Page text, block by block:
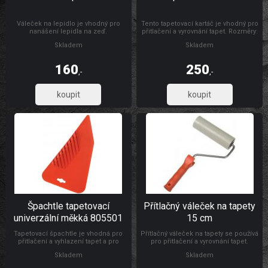
Váleček na lepidlo je vhodný pro
nanášení lepidla na zeď.
Skladem
160,-
132,23
Tento tapetovací kartáč je vhodný pro
přitlačení a vyrovnání tapet. Rozměry:
Skladem
250,-
206,61
Špachtle tapetovací
univerzální měkká 805501
Tapetovací špachtle je vhodná pro
přitlačení a vyhlazení tapet a pro
samolepicích folií, s drážkou pro
Skladem
Přítlačný váleček na tapety
15 cm
Přítlačný váleček na tapety se používá
pro přitlačení a vyrovnání tapet.
váleček je vyroben z PUR pěny,
Skladem